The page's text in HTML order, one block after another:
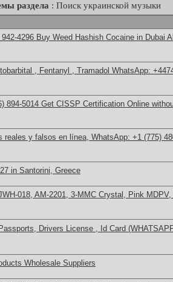
раздела : Поиск украинской музыки
4296 Buy Weed Hashish Cocaine in Dubai
, Fentanyl , Tramadol WhatsApp:
894-5014​ Get CISSP Certification Online
reales y falsos en línea, WhatsApp: +1 (775)
in Santorini, Greece
018, AM-2201, 3-MMC Crystal, Pink MDPV,
Drivers License , Id Card
Wholesale Suppliers